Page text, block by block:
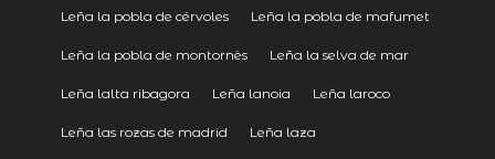
Leña la pobla de cérvoles Leña la pobla de mafumet
Leña la pobla de montornès Leña la selva de mar
Leña lalta ribagora Leña lanoia Leña laroco
Leña las rozas de madrid Leña laza